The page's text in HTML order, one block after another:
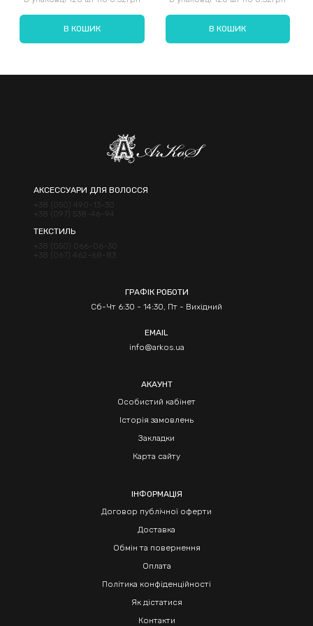
В КОШИК В КОШИК
АКСЕССУАРИ ДЛЯ ВОЛОССЯ
+38 (050) 490-13-30
+38 (097) 538-46-94
ТЕКСТИЛЬ
+38 (050) 066-06-30
+38 (067) 462-68-83
ГРАФІК РОБОТИ
Сб-Чт 6:30 - 14:30, Пт - Вихідний
EMAIL
info@arkos.ua
АКАУНТ
Особистий кабінет
Історія замовлень
Закладки
Карта сайту
ІНФОРМАЦІЯ
Договор публічної оферти
Доставка
Обмін та повернення
Оплата
Політика конфіденційності
Як дістатися
Контакти